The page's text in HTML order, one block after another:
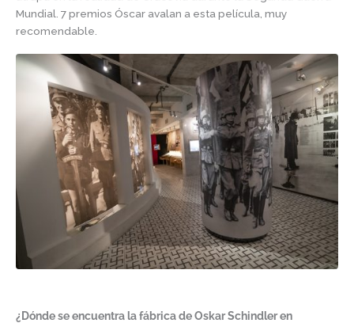
Mundial. 7 premios Óscar avalan a esta película, muy
recomendable.
¿Dónde se encuentra la fábrica de Oskar Schindler en